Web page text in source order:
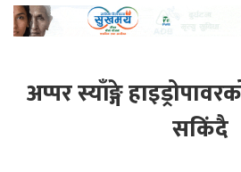
अप्पर स्याँङ्गे
सकिंदै